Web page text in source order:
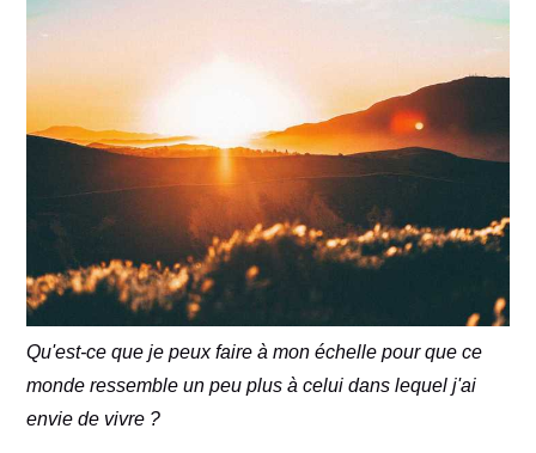
Qu'est-ce que je peux faire à mon échelle pour que ce
monde ressemble un peu plus à celui dans lequel j'ai
envie de vivre ?